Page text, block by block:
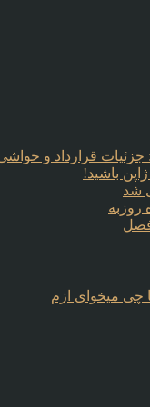
قرارداد و حواشی
باشید!
شد
روزبه
چی میخوای ازم